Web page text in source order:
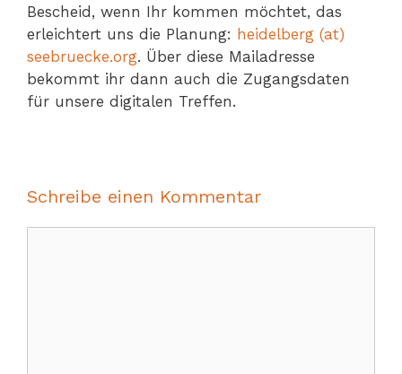
Bescheid, wenn Ihr kommen möchtet, das
erleichtert uns die Planung: heidelberg (at)
seebruecke.org. Über diese Mailadresse
bekommt ihr dann auch die Zugangsdaten
für unsere digitalen Treffen.
Schreibe einen Kommentar